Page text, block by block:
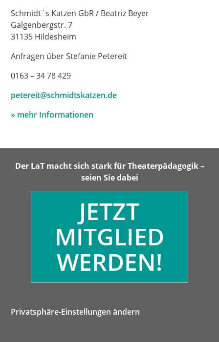
Schmidt´s Katzen GbR / Beatriz Beyer
Galgenbergstr. 7
31135 Hildesheim
Anfragen über Stefanie Petereit
0163 – 34 78 429
petereit@schmidtskatzen.de
» mehr Informationen
Der LaT macht sich stark für Theaterpädagogik –
seien Sie dabei
JETZT
MITGLIED
WERDEN!
Privatsphäre-Einstellungen ändern